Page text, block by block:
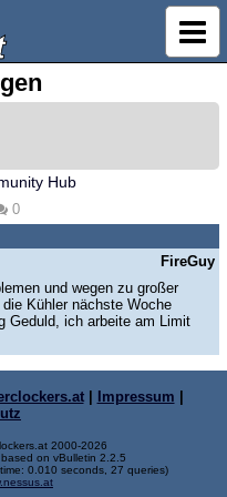
Hub
0
FireGuy
und wegen zu großer
Kühler nächste Woche
Geduld, ich arbeite am Limit
| Impressum
2000-2026
on vBulletin 2.2.5
0.010 seconds, 27 queries)